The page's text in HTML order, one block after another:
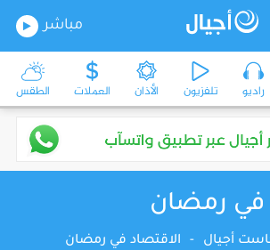
مباشر
راديو تلفزيون الأذان العملات الطقس
في رمضان
أجيال - الاقتصاد في رمضان